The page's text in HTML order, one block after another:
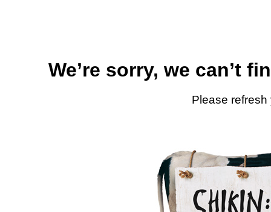
We’re sorry, we can’t
Please refresh